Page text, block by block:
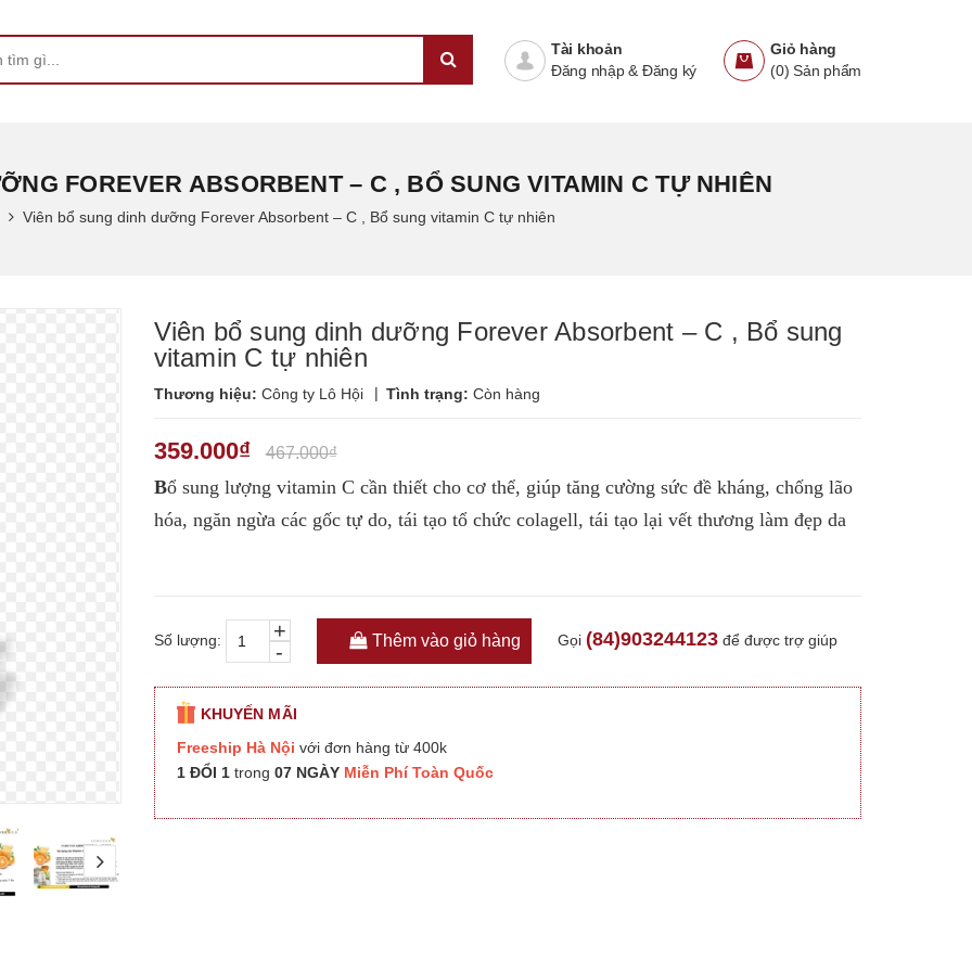
Giỏ hàng
(0) Sản phẩm
Tài khoản
Đăng nhập& Đăng ký
FOREVER ABSORBENT – C , BỔ SUNG VITAMIN C TỰ NHIÊN
Viên bổ sung dinh dưỡng Forever Absorbent – C , Bổ sung vitamin C tự nhiên
next
Viên bổ sung dinh dưỡng Forever Absorbent – C , Bổ sung
vitamin C tự nhiên
Thương hiệu: Công ty Lô Hội | Tình trạng: Còn hàng
359.000₫ 467.000₫
Bổ sung lượng vitamin C cần thiết cho cơ thể, giúp tăng cường sức đề kháng, chống lão
hóa, ngăn ngừa các gốc tự do, tái tạo tổ chức colagell, tái tạo lại vết thương làm đẹp da
Số lượng: -
+ Thêm vào giỏ hàng Gọi (84)903244123để được trợ giúp
KHUYẾN MÃI
Freeship Hà Nội với đơn hàng từ 400k
1 ĐỔI 1 trong 07 NGÀY Miễn Phí Toàn Quốc